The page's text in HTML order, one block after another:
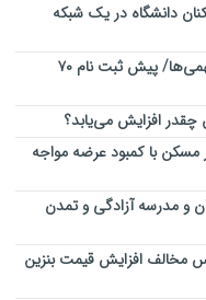
دانشگاه در یک شبکه‌
صدور بیش از ۹۰ درصد هدایت تحصیلی نهمی‌ها/ پیش ثبت نام ۷۰
افزایش می‌یابد؟
مسکن با کمبود عرضه مواجه
و مدرسه آزادگی و تمدن
مخالف افزایش قیمت بنزین